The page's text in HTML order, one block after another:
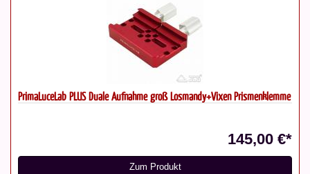
PrimaLuceLab PLUS Duale Aufnahme groß Losmandy+Vixen Prismenklemme
145,00 €*
Zum Produkt